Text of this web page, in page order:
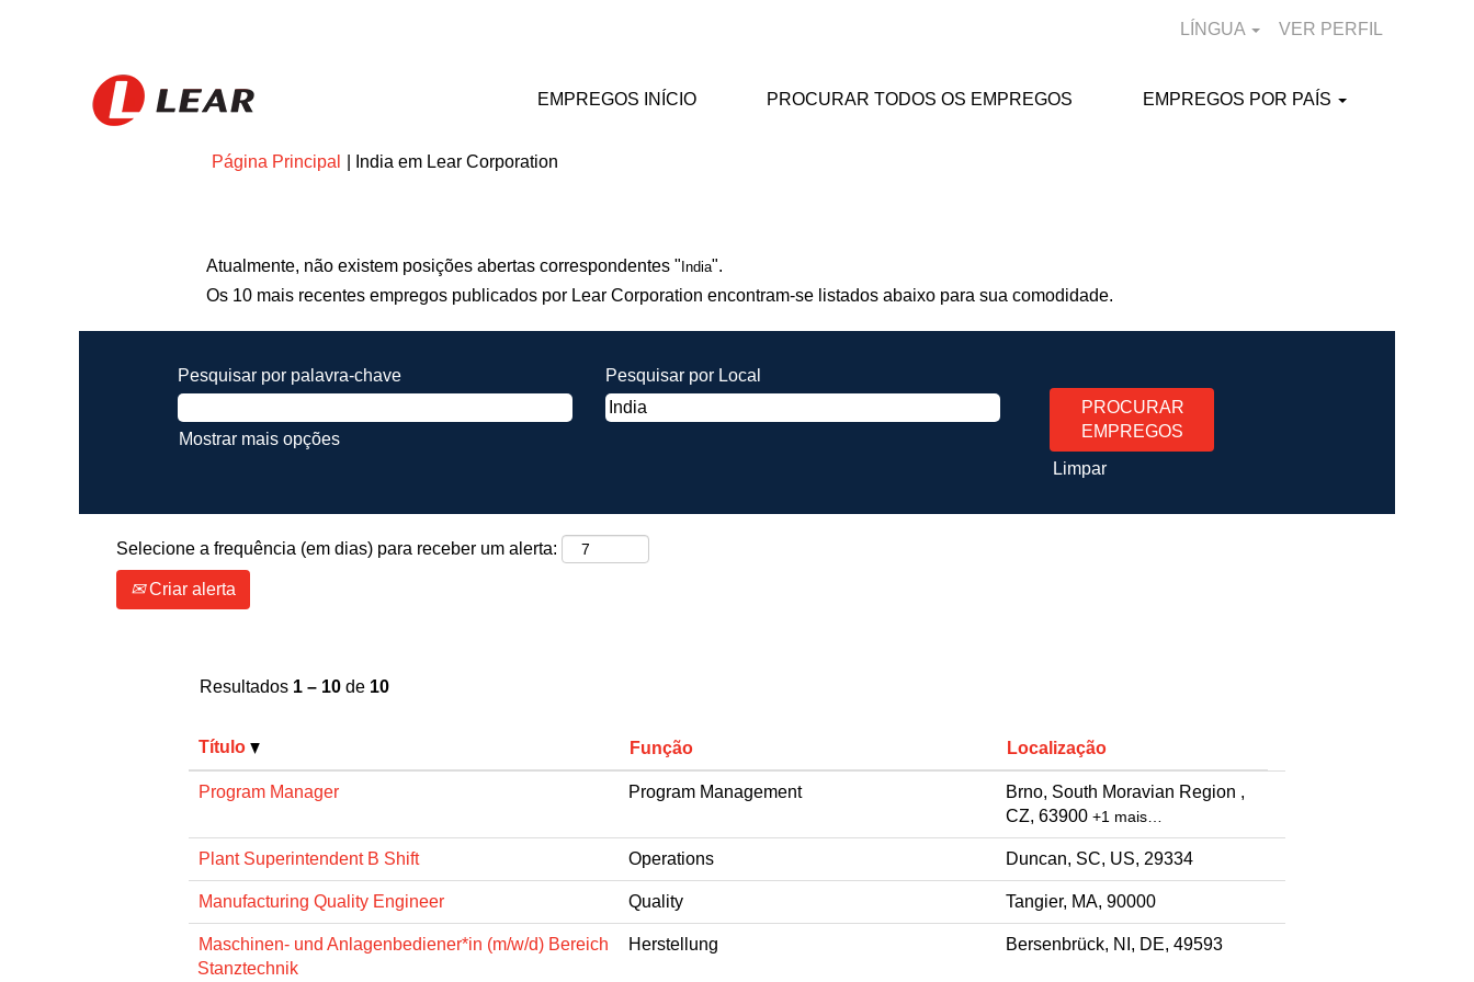
LÍNGUA VER PERFIL
EMPREGOS INÍCIO PROCURAR TODOS OS EMPREGOS EMPREGOS POR PAÍS
Página Principal India em Lear Corporation
Atualmente, não existem posições abertas correspondentes " India".
Os 10 mais recentes empregos publicados por Lear Corporation encontram-se listados abaixo para sua comodidade.
Pesquisar por palavra-chave Pesquisar por Local
Mostrar mais opções
Limpar
Selecione a frequência (em dias) para receber um alerta:
Criar alerta
Resultados 1 – 10 de 10
Título Função Localização
Program Manager Program Management
Brno, South Moravian Region ,
CZ, 63900 +1 mais…
Plant Superintendent B Shift Operations Duncan, SC, US, 29334
Manufacturing Quality Engineer Quality Tangier, MA, 90000
Maschinen- und Anlagenbediener*in (m/w/d) Bereich
Stanztechnik
Herstellung Bersenbrück, NI, DE, 49593